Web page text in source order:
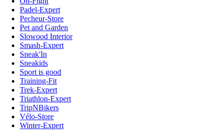
Padel-Expert
Pecheur-Store
Pet and Garden
Slowood Interior
Smash-Expert
Sneak'In
Sneakids
Sport is good
Training-Fit
Trek-Expert
Triathlon-Expert
TripNBikers
Vélo-Store
Winter-Expert